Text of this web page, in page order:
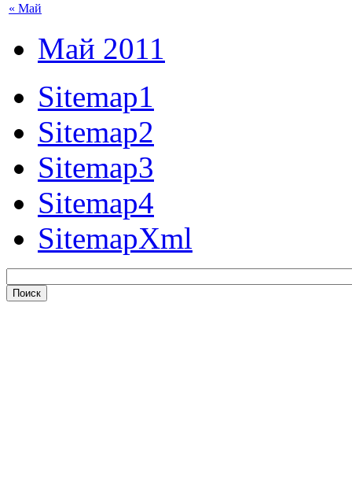
« Май
Май 2011
Sitemap1
Sitemap2
Sitemap3
Sitemap4
SitemapXml